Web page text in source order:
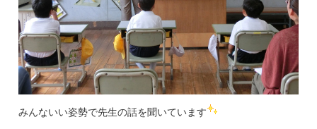
みんないい姿勢で先生の話を聞いています